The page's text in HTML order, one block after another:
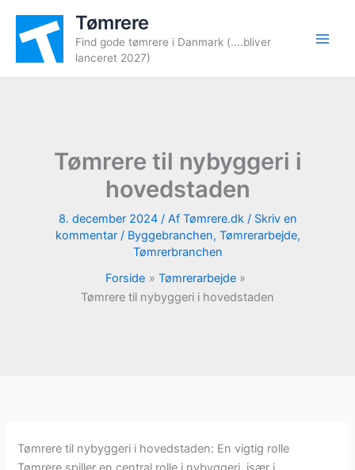
indholdet
Tømrere
Find gode tømrere i Danmark (....bliver
lanceret 2027)
Tømrere til nybyggeri i
hovedstaden
8. december 2024 / Af Tømrere.dk / Skriv en
kommentar / Byggebranchen, Tømrerarbejde,
Tømrerbranchen
Forside
Tømrerarbejde
Tømrere til nybyggeri i hovedstaden
Tømrere til nybyggeri i hovedstaden: En vigtig rolle